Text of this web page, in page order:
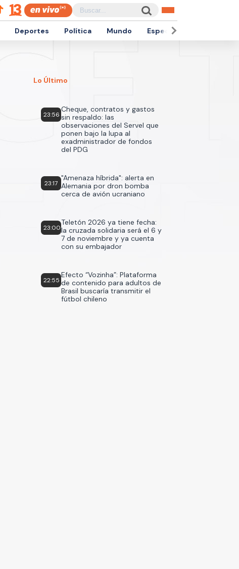
Deportes Política Mundo Espectáculos
Lo Último
23:56
Cheque, contratos y gastos
sin respaldo: las
observaciones del Servel que
ponen bajo la lupa al
exadministrador de fondos
del PDG
23:17
"Amenaza híbrida": alerta en
Alemania por dron bomba
cerca de avión ucraniano
23:00
Teletón 2026 ya tiene fecha:
la cruzada solidaria será el 6 y
7 de noviembre y ya cuenta
con su embajador
22:55
Efecto “Vozinha”: Plataforma
de contenido para adultos de
Brasil buscaría transmitir el
fútbol chileno